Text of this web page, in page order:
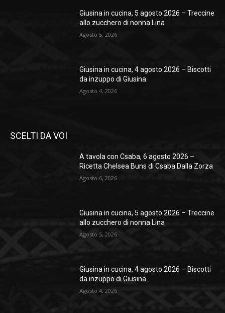
Giusina in cucina, 5 agosto 2026 – Treccine
allo zucchero di nonna Lina
Agosto 5, 2026
Giusina in cucina, 4 agosto 2026 – Biscotti
da inzuppo di Giusina.
Agosto 4, 2026
SCELTI DA VOI
A tavola con Csaba, 6 agosto 2026 –
Ricetta Chelsea Buns di Csaba Dalla Zorza
Agosto 6, 2026
Giusina in cucina, 5 agosto 2026 – Treccine
allo zucchero di nonna Lina
Agosto 5, 2026
Giusina in cucina, 4 agosto 2026 – Biscotti
da inzuppo di Giusina.
Agosto 4, 2026